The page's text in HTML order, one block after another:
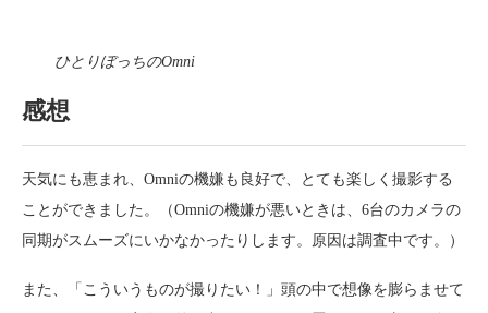
ひとりぼっちのOmni
感想
天気にも恵まれ、Omniの機嫌も良好で、とても楽しく撮影する
ことができました。（Omniの機嫌が悪いときは、6台のカメラの
同期がスムーズにいかなかったりします。原因は調査中です。）
また、「こういうものが撮りたい！」頭の中で想像を膨らませて